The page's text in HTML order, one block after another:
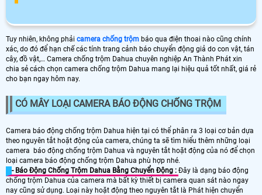
Tuy nhiên, không phải camera chống trộm báo qua điện thoai nào cũng chính
xác, do đó để hạn chế các tính trang cảnh báo chuyển động giả do con vật, tán
cây, đồ vật,… Camera chống trộm Dahua chuyên nghiệp An Thành Phát xin
chia sẻ cách chọn camera chống trộm Dahua mang lại hiệu quả tốt nhất, giá rẻ
cho bạn ngay hôm nay.
CÓ MÂY LOẠI CAMERA BÁO ĐỘNG CHỐNG TRỘM
Camera báo động chống trộm Dahua hiện tại có thể phân ra 3 loại cơ bản dựa
theo nguyên tắt hoặt động của camera, chúng ta sẽ tìm hiểu thêm những loại
camera báo động chống trộm Dahua và nguyên tắt hoặt động của nó để chọn
loại camera báo động chống trộm Dahua phù hợp nhé.
- Báo Động Chống Trộm Dahua Bằng Chuyển Động : Đây là dạng báo động
chống trộm Dahua của camera mà bất kỳ thiết bị camera quan sát nào ngay
nay cũng sử dụng. Loại này hoặt động theo nguyên tắt là Phát hiện chuyển